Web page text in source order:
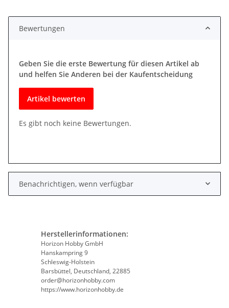
Bewertungen
Geben Sie die erste Bewertung für diesen Artikel ab
und helfen Sie Anderen bei der Kaufentscheidung
Artikel bewerten
Es gibt noch keine Bewertungen.
Benachrichtigen, wenn verfügbar
Herstellerinformationen:
Horizon Hobby GmbH
Hanskampring 9
Schleswig-Holstein
Barsbüttel, Deutschland, 22885
order@horizonhobby.com
https://www.horizonhobby.de